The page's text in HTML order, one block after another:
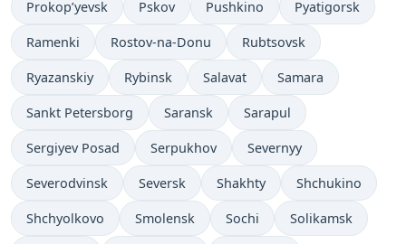
Prokop’yevsk Pskov Pushkino Pyatigorsk
Ramenki Rostov-na-Donu Rubtsovsk
Ryazanskiy Rybinsk Salavat Samara
Sankt Petersborg Saransk Sarapul
Sergiyev Posad Serpukhov Severnyy
Severodvinsk Seversk Shakhty Shchukino
Shchyolkovo Smolensk Sochi Solikamsk